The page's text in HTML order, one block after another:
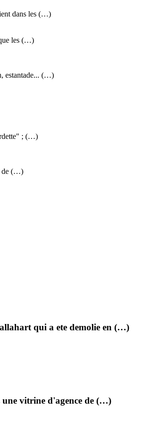
dans les (…)
les (…)
estantade... (…)
; (…)
de (…)
qui a ete demolie en (…)
vitrine d'agence de (…)